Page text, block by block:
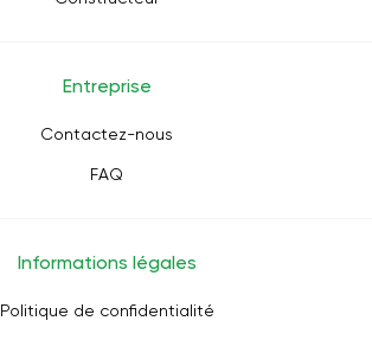
Entreprise
Contactez-nous
FAQ
Informations légales
Politique de confidentialité